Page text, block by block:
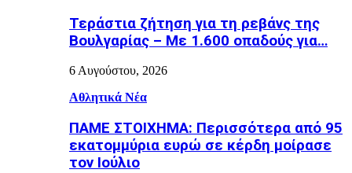
Τεράστια ζήτηση για τη ρεβάνς της
Βουλγαρίας – Με 1.600 οπαδούς για…
6 Αυγούστου, 2026
Αθλητικά Νέα
ΠΑΜΕ ΣΤΟΙΧΗΜΑ: Περισσότερα από 95
εκατομμύρια ευρώ σε κέρδη μοίρασε
τον Ιούλιο